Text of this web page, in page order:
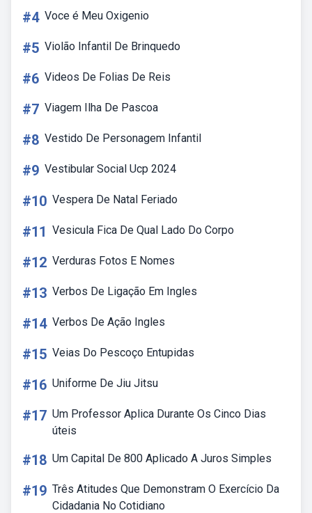
#4 Voce é Meu Oxigenio
#5 Violão Infantil De Brinquedo
#6 Videos De Folias De Reis
#7 Viagem Ilha De Pascoa
#8 Vestido De Personagem Infantil
#9 Vestibular Social Ucp 2024
#10 Vespera De Natal Feriado
#11 Vesicula Fica De Qual Lado Do Corpo
#12 Verduras Fotos E Nomes
#13 Verbos De Ligação Em Ingles
#14 Verbos De Ação Ingles
#15 Veias Do Pescoço Entupidas
#16 Uniforme De Jiu Jitsu
#17 Um Professor Aplica Durante Os Cinco Dias
úteis
#18 Um Capital De 800 Aplicado A Juros Simples
#19 Três Atitudes Que Demonstram O Exercício Da
Cidadania No Cotidiano